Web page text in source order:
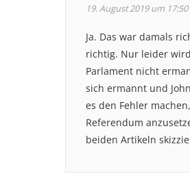
19. August 2019 um 17:50
Ja. Das war damals
richtig. Nur leider
Parlament nicht
sich ermannt und
es den Fehler
Referendum
beiden Artikeln